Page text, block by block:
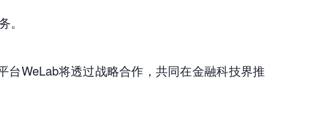
台WeLab将透过战略合作，共同在金融科技界推